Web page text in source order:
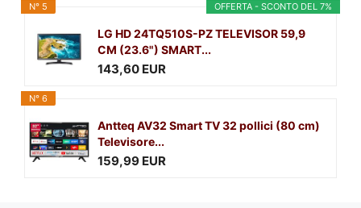
OFFERTA - SCONTO DEL 7%
N° 5
LG HD 24TQ510S-PZ TELEVISOR 59,9
CM (23.6") SMART...
143,60 EUR
N° 6
Antteq AV32 Smart TV 32 pollici (80 cm)
Televisore...
159,99 EUR